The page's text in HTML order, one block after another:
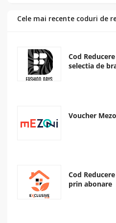
Cele mai recente coduri de
Cod
selectia de
Voucher
Cod
prin abonare